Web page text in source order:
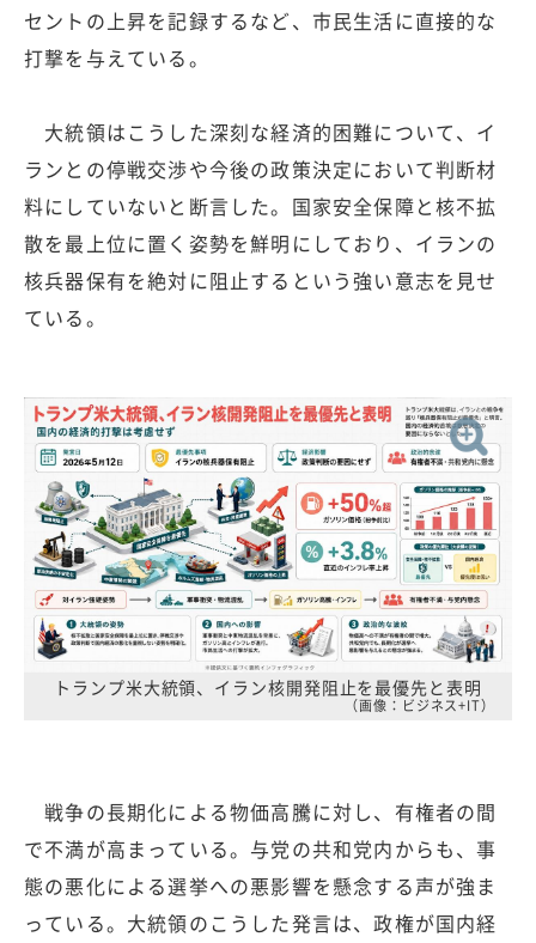
セントの上昇を記録するなど、市民生活に直接的な
打撃を与えている。
大統領はこうした深刻な経済的困難について、イ
ランとの停戦交渉や今後の政策決定において判断材
料にしていないと断言した。国家安全保障と核不拡
散を最上位に置く姿勢を鮮明にしており、イランの
核兵器保有を絶対に阻止するという強い意志を見せ
ている。
トランプ米大統領、イラン核開発阻止を最優先と表明
（画像：ビジネス+IT）
戦争の長期化による物価高騰に対し、有権者の間
で不満が高まっている。与党の共和党内からも、事
態の悪化による選挙への悪影響を懸念する声が強ま
っている。大統領のこうした発言は、政権が国内経